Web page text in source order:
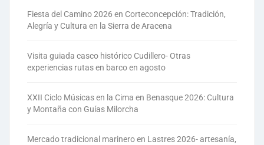
Fiesta del Camino 2026 en Corteconcepción: Tradición,
Alegría y Cultura en la Sierra de Aracena
Visita guiada casco histórico Cudillero- Otras
experiencias rutas en barco en agosto
XXII Ciclo Músicas en la Cima en Benasque 2026: Cultura
y Montaña con Guías Milorcha
Mercado tradicional marinero en Lastres 2026- artesanía,